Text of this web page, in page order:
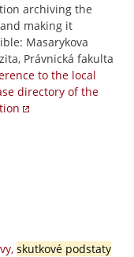
archiving the
making it
Masarykova
Právnická fakulta
to the local
directory of the
skutkové podstaty